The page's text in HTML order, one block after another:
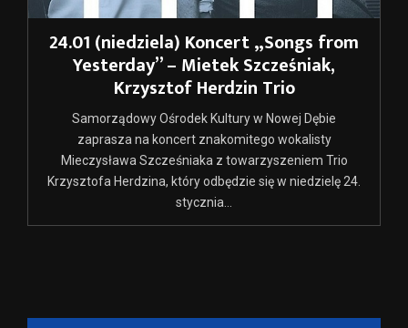
24.01 (niedziela) Koncert „Songs from
Yesterday” – Mietek Szcześniak,
Krzysztof Herdzin Trio
Samorządowy Ośrodek Kultury w Nowej Dębie
zaprasza na koncert znakomitego wokalisty
Mieczysława Szcześniaka z towarzyszeniem Trio
Krzysztofa Herdzina, który odbędzie się w niedzielę 24.
stycznia...